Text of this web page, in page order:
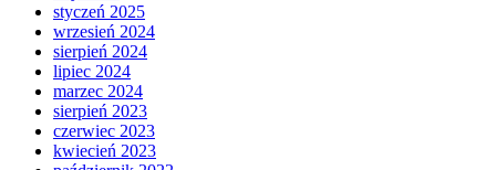
styczeń 2025
wrzesień 2024
sierpień 2024
lipiec 2024
marzec 2024
sierpień 2023
czerwiec 2023
kwiecień 2023